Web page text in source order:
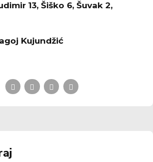
13, Šiško 6, Šuvak 2,
Kujundžić